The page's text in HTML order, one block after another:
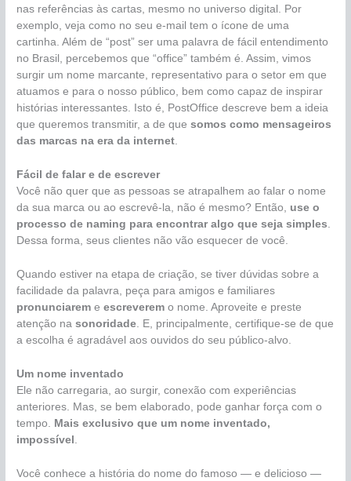
nas referências às cartas, mesmo no universo digital. Por
exemplo, veja como no seu e-mail tem o ícone de uma
cartinha. Além de “post” ser uma palavra de fácil entendimento
no Brasil, percebemos que “office” também é. Assim, vimos
surgir um nome marcante, representativo para o setor em que
atuamos e para o nosso público, bem como capaz de inspirar
histórias interessantes. Isto é, PostOffice descreve bem a ideia
que queremos transmitir, a de que somos como mensageiros
das marcas na era da internet.
Fácil de falar e de escrever
Você não quer que as pessoas se atrapalhem ao falar o nome
da sua marca ou ao escrevê-la, não é mesmo? Então, use o
processo de naming para encontrar algo que seja simples.
Dessa forma, seus clientes não vão esquecer de você.
Quando estiver na etapa de criação, se tiver dúvidas sobre a
facilidade da palavra, peça para amigos e familiares
pronunciarem eescreverem o nome. Aproveite e preste
atenção nasonoridade. E, principalmente, certifique-se de que
a escolha é agradável aos ouvidos do seu público-alvo.
Um nome inventado
Ele não carregaria, ao surgir, conexão com experiências
anteriores. Mas, se bem elaborado, pode ganhar força com o
tempo.
Mais exclusivo que um nome inventado,
impossível
Você conhece a história do nome do famoso — e delicioso —